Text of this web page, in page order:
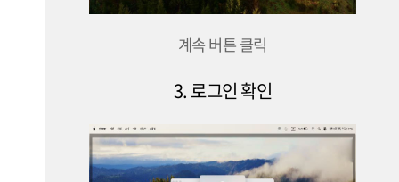
계속 버튼 클릭
3. 로그인 확인